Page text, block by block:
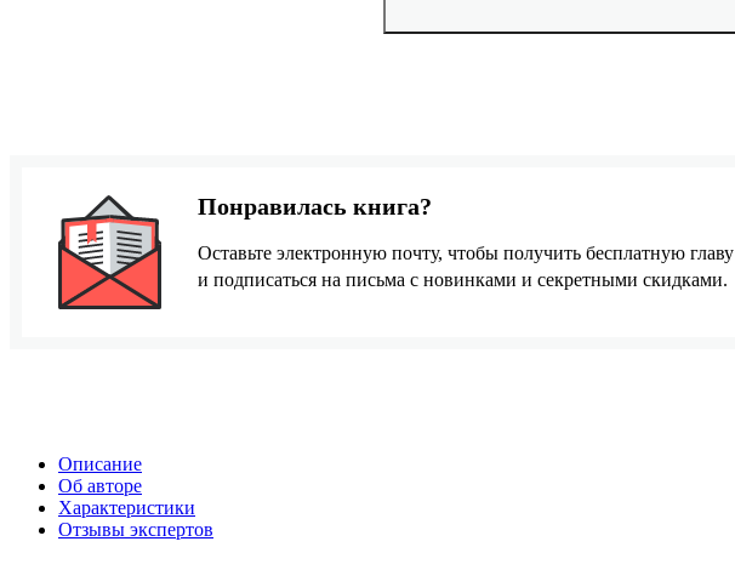
Описание
Об авторе
Характеристики
Отзывы экспертов
Понравилась книга?
Оставьте электронную почту, чтобы получить бесплатную главу
и подписаться на письма с новинками и секретными скидками.